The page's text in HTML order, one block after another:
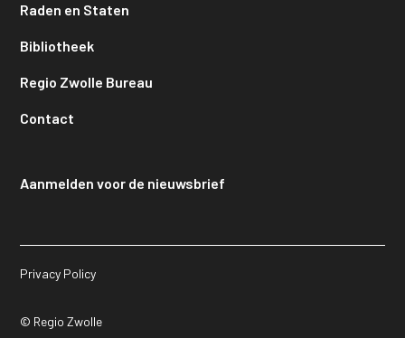
Raden en Staten
Bibliotheek
Regio Zwolle Bureau
Contact
Aanmelden voor de nieuwsbrief
Privacy Policy
© Regio Zwolle